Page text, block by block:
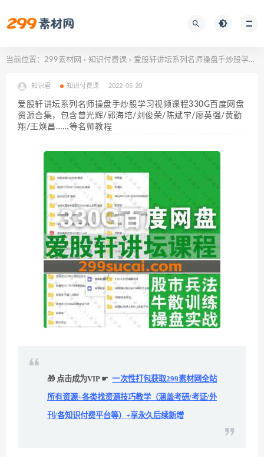
当前位置： 299素材网 > 知识付费课 > 爱股轩讲坛系列名师操盘手炒股学习视频课程330G百度网盘资源合集，包含曾光辉/郭海培/刘俊荣/陈斌宇/廖英强/黄勤翔/王焕昌……等名师教程
知识君 知识付费课 2022-05-20
爱股轩讲坛系列名师操盘手炒股学习视频课程330G百度网盘
资源合集，包含曾光辉/郭海培/刘俊荣/陈斌宇/廖英强/黄勤
翔/王焕昌……等名师教程
🎁 点击成为VIP ☛ 一次性打包获取299素材网全站
所有资源+各类找资源技巧教学（涵盖考研/考证/外
刊/各知识付费平台等）+享永久后续新增